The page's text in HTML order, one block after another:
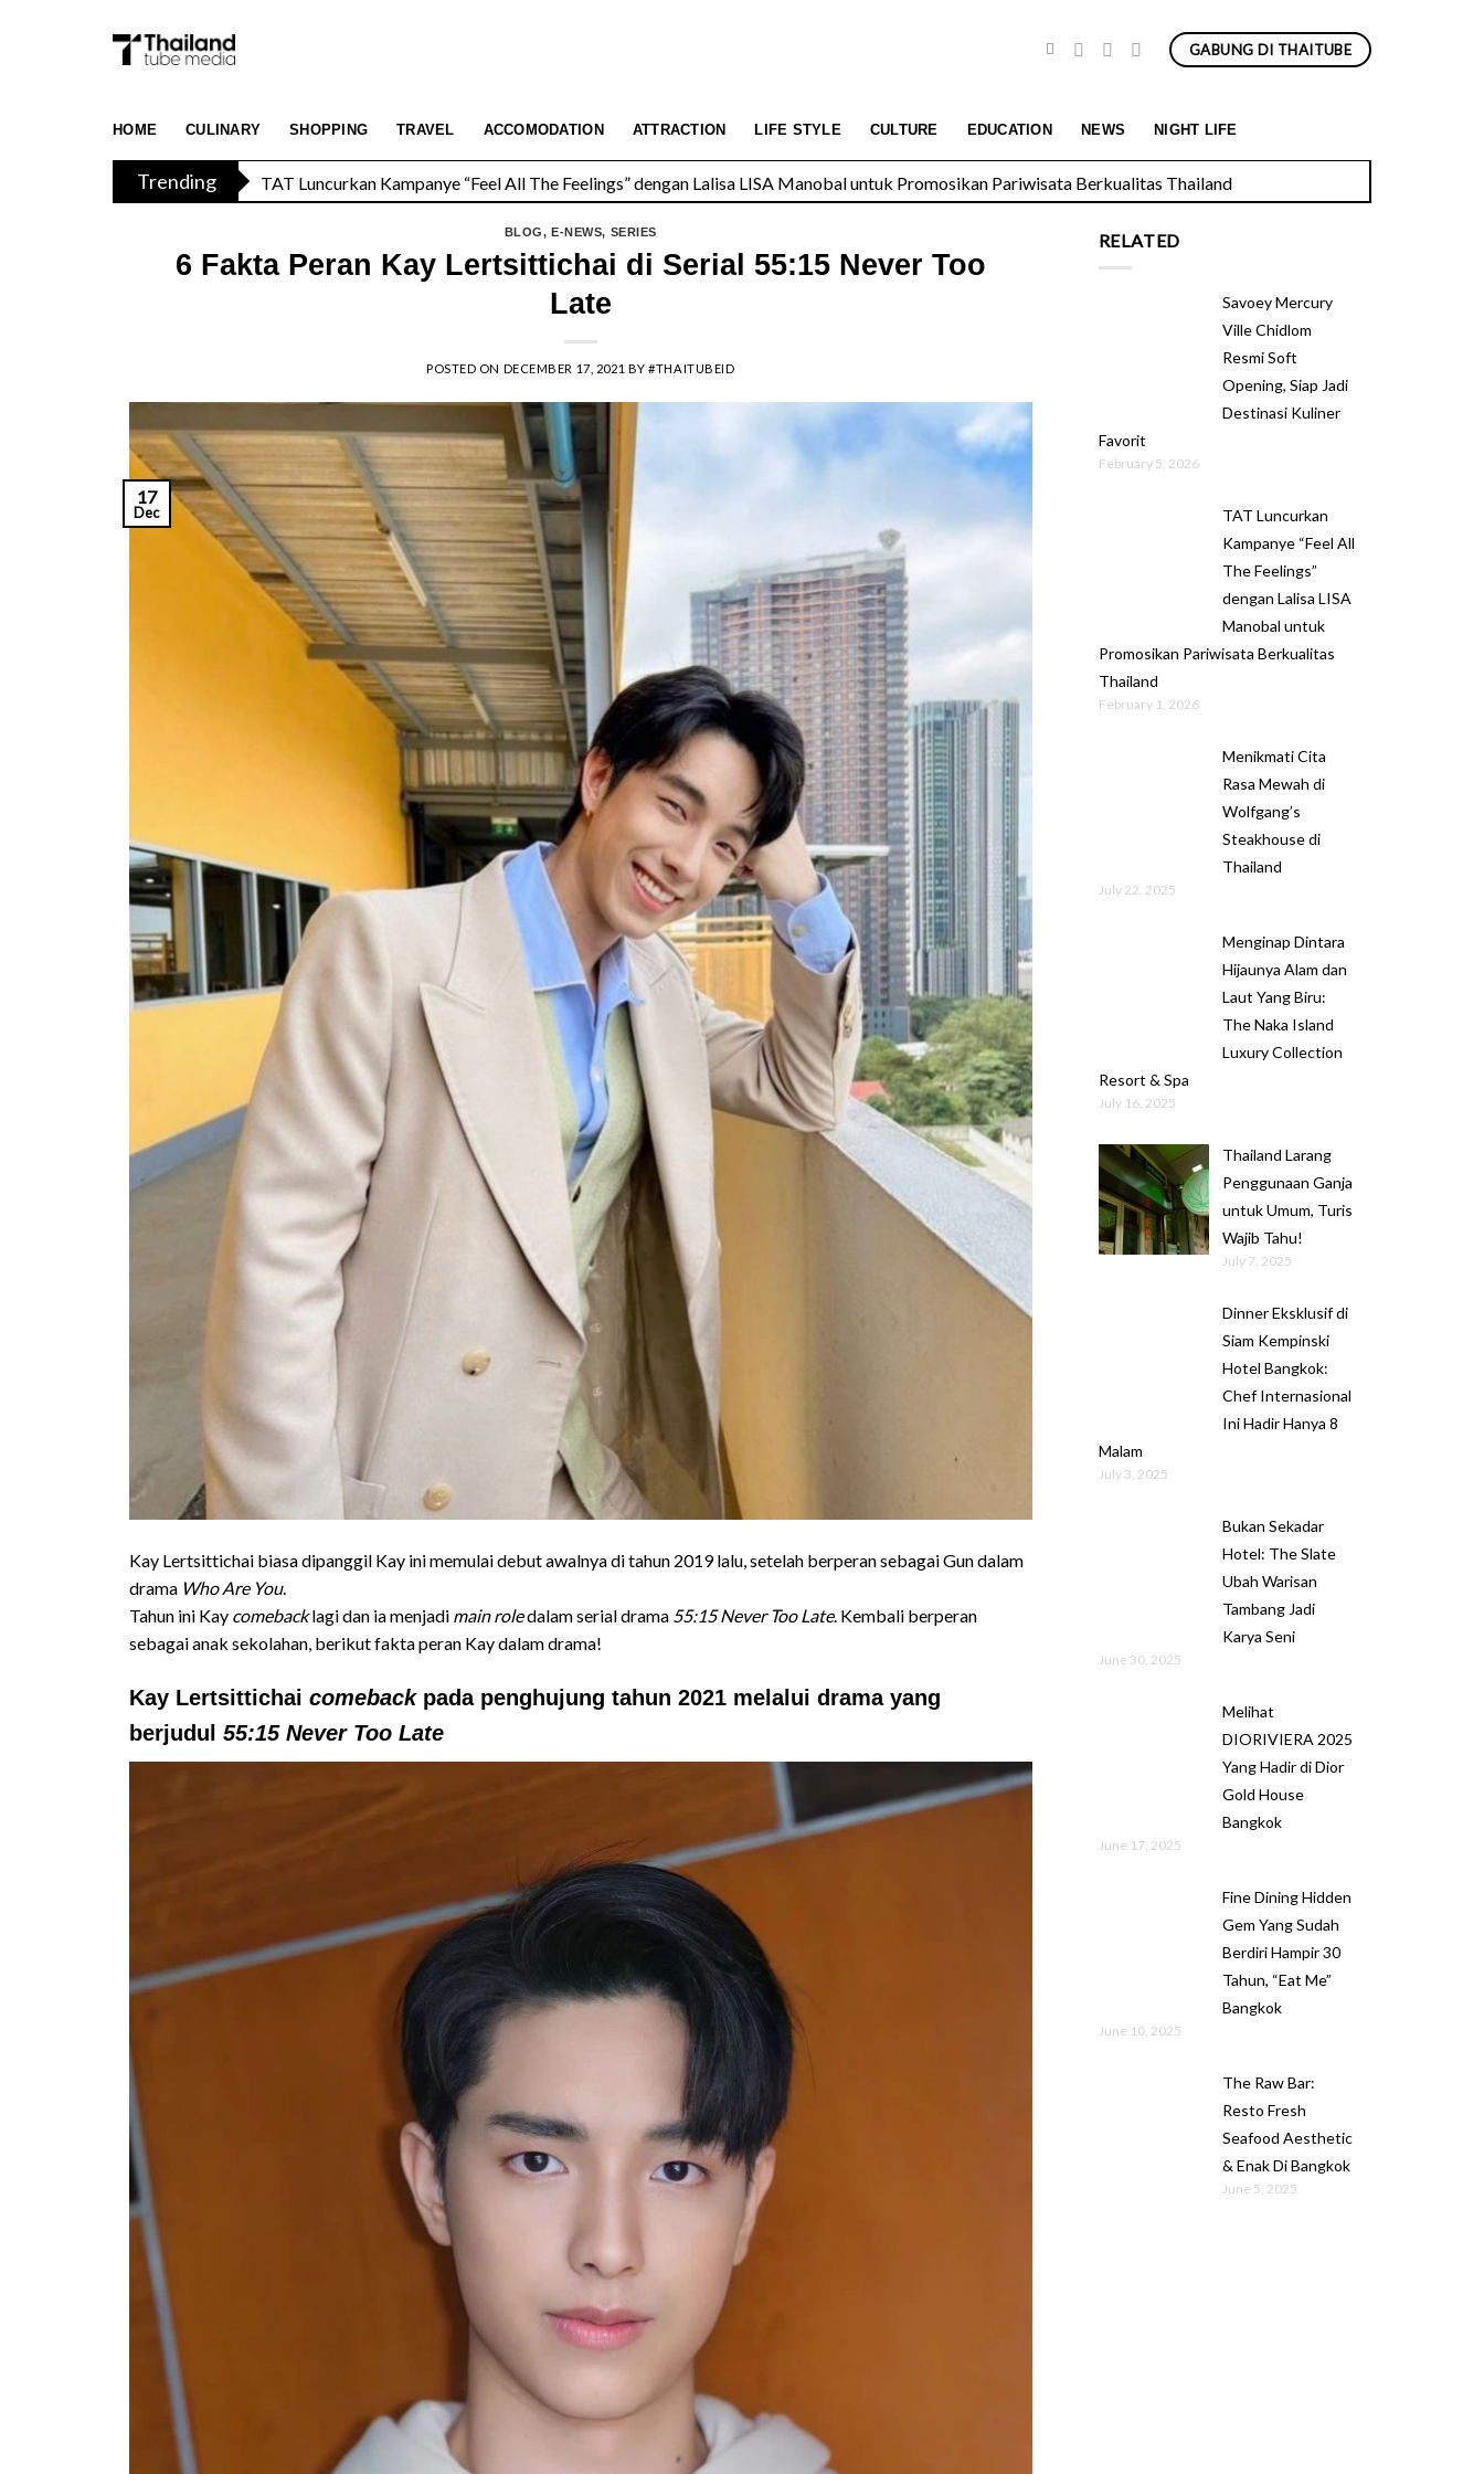
content
GABUNG DI THAITUBE
HOME CULINARY SHOPPING TRAVEL ACCOMODATION ATTRACTION LIFE STYLE CULTURE EDUCATION NEWS NIGHT LIFE
Trending Menikmati Cita Rasa Mewah di Wolfgang’s Steakhouse di Thailand
BLOG, E-NEWS, SERIES
6 Fakta Peran Kay Lertsittichai di Serial 55:15 Never Too
Late
POSTED ON DECEMBER 17, 2021 BY#THAITUBEID
17
Dec
Kay Lertsittichai biasa dipanggil Kay ini memulai debut awalnya di tahun 2019 lalu, setelah berperan sebagai Gun dalam
drama Who Are You.
Tahun ini Kay comebacklagi dan ia menjadi main roledalam serial drama 55:15 Never Too Late. Kembali berperan
sebagai anak sekolahan, berikut fakta peran Kay dalam drama!
Kay Lertsittichai comebackpada penghujung tahun 2021 melalui drama yang
berjudul 55:15 Never Too Late
RELATED
Savoey Mercury
Ville Chidlom
Resmi Soft
Opening, Siap Jadi
Destinasi Kuliner
Favorit
February 5, 2026
TAT Luncurkan
Kampanye “Feel All
The Feelings”
dengan Lalisa LISA
Manobal untuk
Promosikan Pariwisata Berkualitas
Thailand
February 1, 2026
Menikmati Cita
Rasa Mewah di
Wolfgang’s
Steakhouse di
Thailand
July 22, 2025
Menginap Dintara
Hijaunya Alam dan
Laut Yang Biru:
The Naka Island
Luxury Collection
Resort & Spa
July 16, 2025
Thailand Larang
Penggunaan Ganja
untuk Umum, Turis
Wajib Tahu!
July 7, 2025
Dinner Eksklusif di
Siam Kempinski
Hotel Bangkok:
Chef Internasional
Ini Hadir Hanya 8
Malam
July 3, 2025
Bukan Sekadar
Hotel: The Slate
Ubah Warisan
Tambang Jadi
Karya Seni
June 30, 2025
Melihat
DIORIVIERA 2025
Yang Hadir di Dior
Gold House
Bangkok
June 17, 2025
Fine Dining Hidden
Gem Yang Sudah
Berdiri Hampir 30
Tahun, “Eat Me”
Bangkok
June 10, 2025
The Raw Bar:
Resto Fresh
Seafood Aesthetic
& Enak Di Bangkok
June 5, 2025